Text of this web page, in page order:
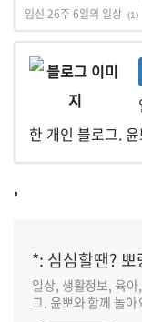
임신 26주 6일의 일상 (1)
한 개인 블로그.
,
*: 심심할땐?
일상, 생활정보, 육
그. 윤뽀와 함께 놀아